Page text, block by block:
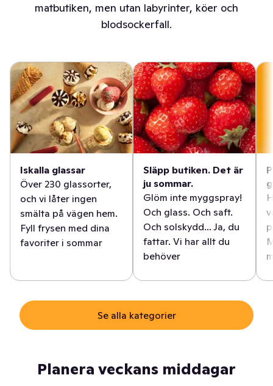
matbutiken, men utan labyrinter, köer och
blodsockerfall.
Iskalla glassar
Över 230 glassorter,
och vi låter ingen
smälta på vägen hem.
Fyll frysen med dina
favoriter i sommar
Släpp butiken. Det är
ju sommar.
Glöm inte myggspray!
Och glass. Och saft.
Och solskydd... Ja, du
fattar. Vi har allt du
behöver
Se alla kategorier
Planera veckans middagar